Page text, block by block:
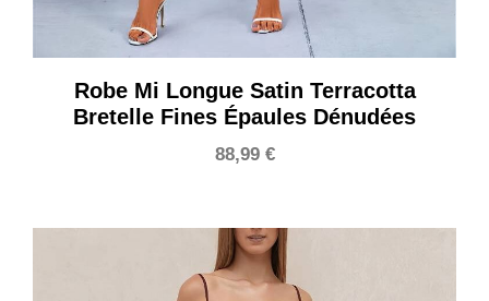
Robe Mi Longue Satin Terracotta
Bretelle Fines Épaules Dénudées
88,99 €